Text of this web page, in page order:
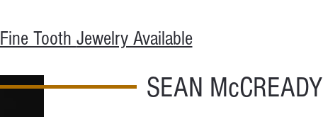
Fine Tooth Jewelry Available
SEAN McCREADY